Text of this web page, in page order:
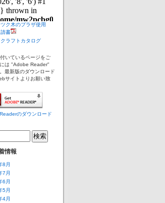
ク木のプラザ使用
書
ラフトカタログ
いているページをご
は "Adobe Reader"
最新版のダウンロード
サイトよりお願い致
のダウンロード
情報
8月
7月
6月
5月
4月